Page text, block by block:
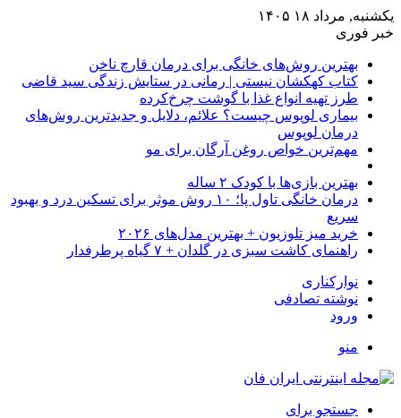
یکشنبه, مرداد ۱۸ ۱۴۰۵
خبر فوری
بهترین روش‌های خانگی برای درمان قارچ ناخن
کتاب کهکشان نیستی | رمانی در ستایش زندگی سید قاضی
طرز تهیه انواع غذا با گوشت چرخ‌کرده
بیماری لوپوس چیست؟ علائم، دلایل و جدیدترین روش‌های
درمان لوپوس
مهم‌ترین خواص روغن آرگان برای مو
بهترین بازی‌ها با کودک ۲ ساله
درمان خانگی تاول پا؛ ۱۰ روش موثر برای تسکین درد و بهبود
سریع
خرید میز تلوزیون + بهترین مدل‌های ۲۰۲۶
راهنمای کاشت سبزی در گلدان + ۷ گیاه پرطرفدار
نوارکناری
نوشته تصادفی
ورود
منو
جستجو برای